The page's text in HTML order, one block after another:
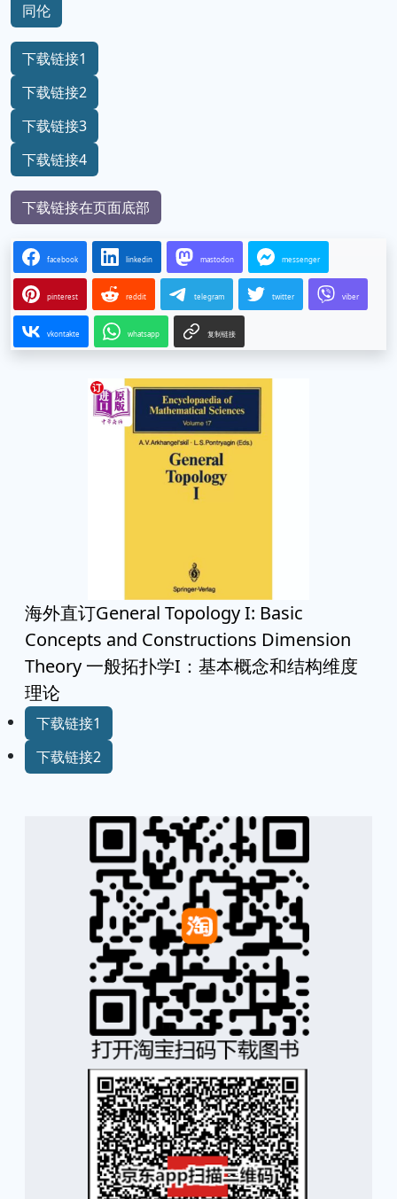
同伦
下载链接1
下载链接2
下载链接3
下载链接4
下载链接在页面底部
facebook linkedin mastodon messenger
pinterest reddit telegram twitter viber
vkontakte whatsapp 复制链接
海外直订General Topology I: Basic
Concepts and Constructions Dimension
Theory 一般拓扑学I：基本概念和结构维度
理论
下载链接1
下载链接2